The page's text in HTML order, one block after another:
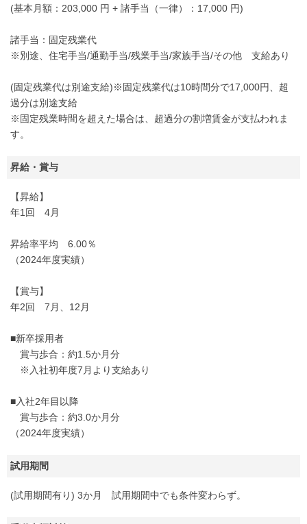
(基本月額：203,000 円 + 諸手当（一律）：17,000 円)
諸手当：固定残業代
※別途、住宅手当/通勤手当/残業手当/家族手当/その他 支給あり
(固定残業代は別途支給)※固定残業代は10時間分で17,000円、超
過分は別途支給
※固定残業時間を超えた場合は、超過分の割増賃金が支払われま
す。
昇給・賞与
【昇給】
年1回 4月
昇給率平均 6.00％
（2024年度実績）
【賞与】
年2回 7月、12月
■新卒採用者
賞与歩合：約1.5か月分
※入社初年度7月より支給あり
■入社2年目以降
賞与歩合：約3.0か月分
（2024年度実績）
試用期間
(試用期間有り) 3か月 試用期間中でも条件変わらず。